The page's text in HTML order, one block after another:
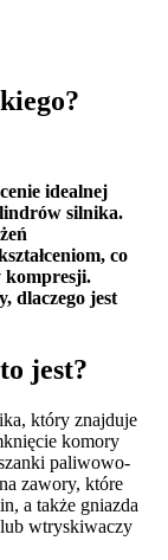
idealnej
silnika.
co
kompresji.
dlaczego jest
jest?
który znajduje
komory
paliwowo-
zawory, które
a także gniazda
wtryskiwaczy